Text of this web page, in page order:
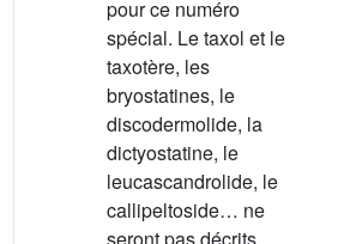
pour ce numéro
spécial. Le taxol et le
taxotère, les
bryostatines, le
discodermolide, la
dictyostatine, le
leucascandrolide, le
callipeltoside… ne